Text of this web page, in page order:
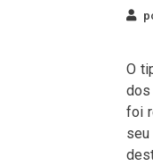
O
dos
foi